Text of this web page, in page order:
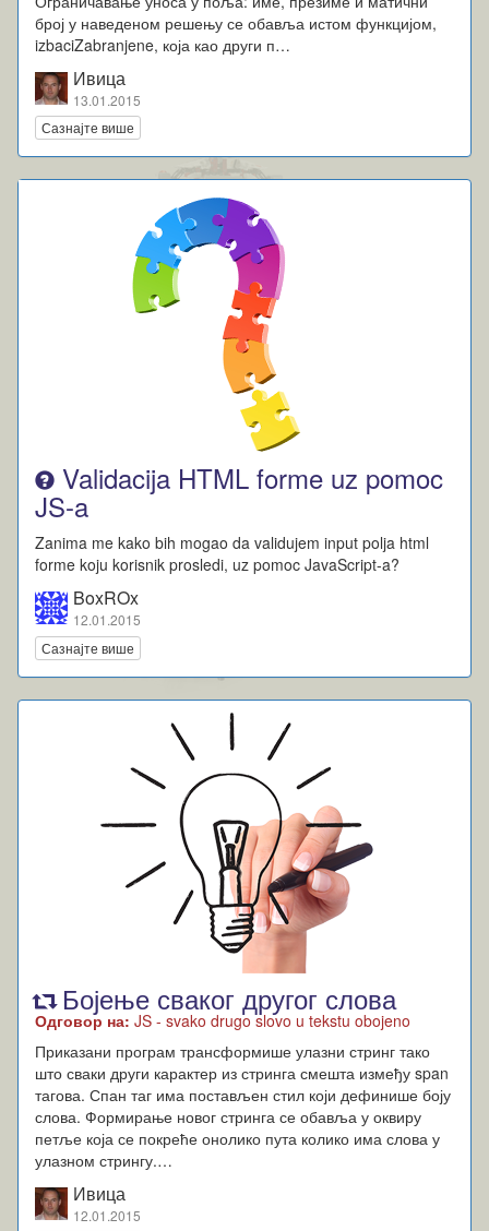
број у наведеном решењу се обавља истом функцијом,
izbaciZabranjene, која као други п…
Ивица
13.01.2015
Сазнајте више
Validacija HTML forme uz pomoc
JS-a
Zanima me kako bih mogao da validujem input polja html
forme koju korisnik prosledi, uz pomoc JavaScript-a?
BoxROx
12.01.2015
Сазнајте више
Бојење сваког другог слова
Одговор на:JS - svako drugo slovo u tekstu obojeno
Приказани програм трансформише улазни стринг тако
што сваки други карактер из стринга смешта између span
тагова. Спан таг има постављен стил који дефинише боју
слова. Формирање новог стринга се обавља у оквиру
петље која се покреће онолико пута колико има слова у
улазном стрингу.…
Ивица
12.01.2015